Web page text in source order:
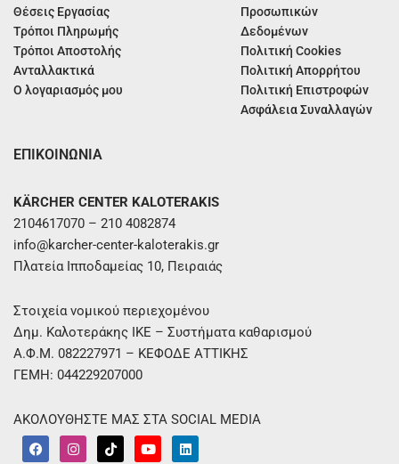
Θέσεις Εργασίας
Τρόποι Πληρωμής
Τρόποι Αποστολής
Ανταλλακτικά
Ο λογαριασμός μου
Προσωπικών
Δεδομένων
Πολιτική Cookies
Πολιτική Απορρήτου
Πολιτική Επιστροφών
Ασφάλεια Συναλλαγών
ΕΠΙΚΟΙΝΩΝΙΑ
KÄRCHER CENTER KALOTERAKIS
2104617070 – 210 4082874
info@karcher-center-kaloterakis.gr
Πλατεία Ιπποδαμείας 10, Πειραιάς
Στοιχεία νομικού περιεχομένου
Δημ. Καλοτεράκης ΙΚΕ – Συστήματα καθαρισμού
Α.Φ.Μ. 082227971 – ΚΕΦΟΔΕ ΑΤΤΙΚΗΣ
ΓΕΜΗ: 044229207000
ΑΚΟΛΟΥΘΗΣΤΕ ΜΑΣ ΣΤΑ SOCIAL MEDIA
F
a
I
n
T
i
Y
o
L
i